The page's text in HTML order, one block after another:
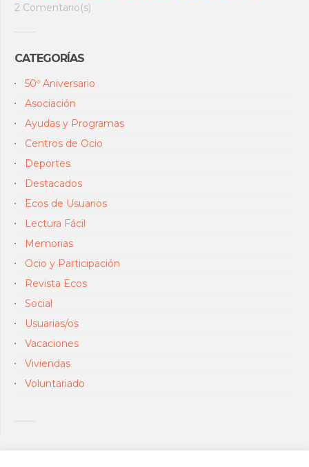
2 Comentario(s)
CATEGORÍAS
50º Aniversario
Asociación
Ayudas y Programas
Centros de Ocio
Deportes
Destacados
Ecos de Usuarios
Lectura Fácil
Memorias
Ocio y Participación
Revista Ecos
Social
Usuarias/os
Vacaciones
Viviendas
Voluntariado